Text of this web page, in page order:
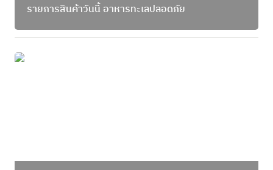
รายการสินค้าวันนี้ อาหารทะเลปลอดภัย
เพราะการเมืองเปลี่ยนแปลงบ่อย และสภาพภูมิอากาศ